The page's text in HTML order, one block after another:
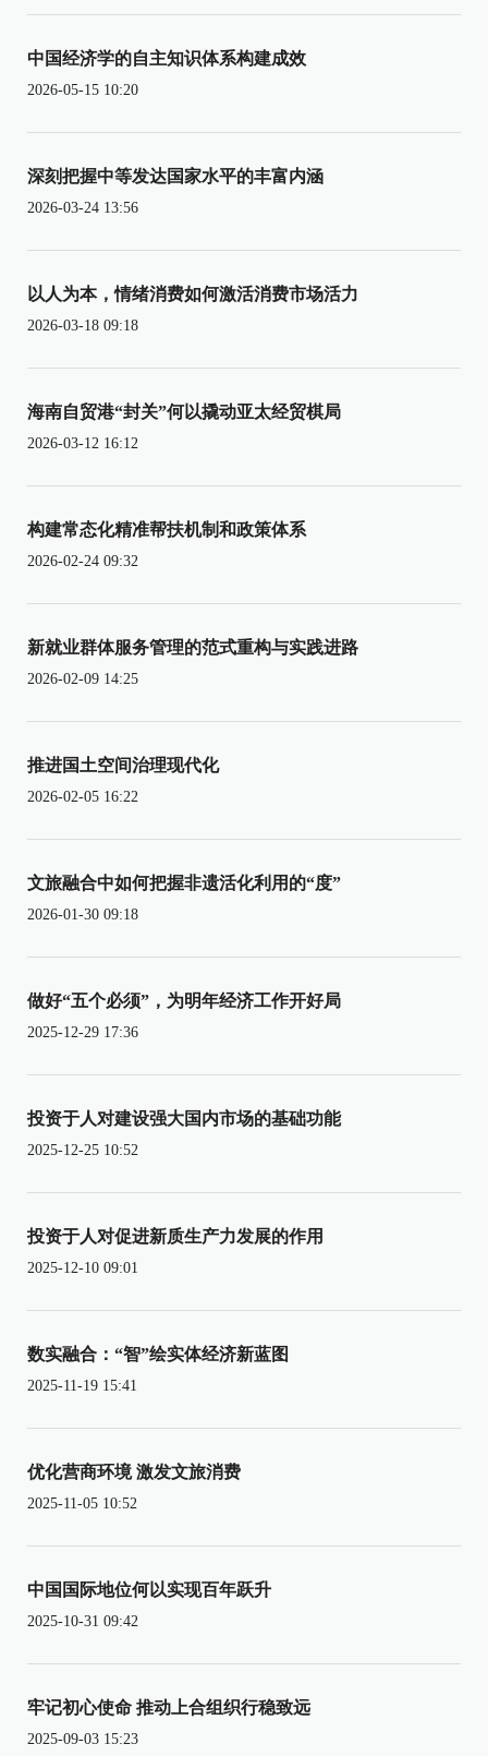
中国经济学的自主知识体系构建成效
2026-05-15 10:20
深刻把握中等发达国家水平的丰富内涵
2026-03-24 13:56
以人为本，情绪消费如何激活消费市场活力
2026-03-18 09:18
海南自贸港“封关”何以撬动亚太经贸棋局
2026-03-12 16:12
构建常态化精准帮扶机制和政策体系
2026-02-24 09:32
新就业群体服务管理的范式重构与实践进路
2026-02-09 14:25
推进国土空间治理现代化
2026-02-05 16:22
文旅融合中如何把握非遗活化利用的“度”
2026-01-30 09:18
做好“五个必须”，为明年经济工作开好局
2025-12-29 17:36
投资于人对建设强大国内市场的基础功能
2025-12-25 10:52
投资于人对促进新质生产力发展的作用
2025-12-10 09:01
数实融合：“智”绘实体经济新蓝图
2025-11-19 15:41
优化营商环境 激发文旅消费
2025-11-05 10:52
中国国际地位何以实现百年跃升
2025-10-31 09:42
牢记初心使命 推动上合组织行稳致远
2025-09-03 15:23